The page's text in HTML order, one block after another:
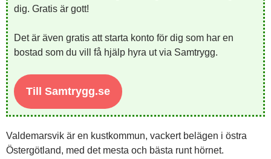
dig. Gratis är gott!
Det är även gratis att starta konto för dig som har en
bostad som du vill få hjälp hyra ut via Samtrygg.
Till Samtrygg.se
Valdemarsvik är en kustkommun, vackert belägen i östra
Östergötland, med det mesta och bästa runt hörnet.